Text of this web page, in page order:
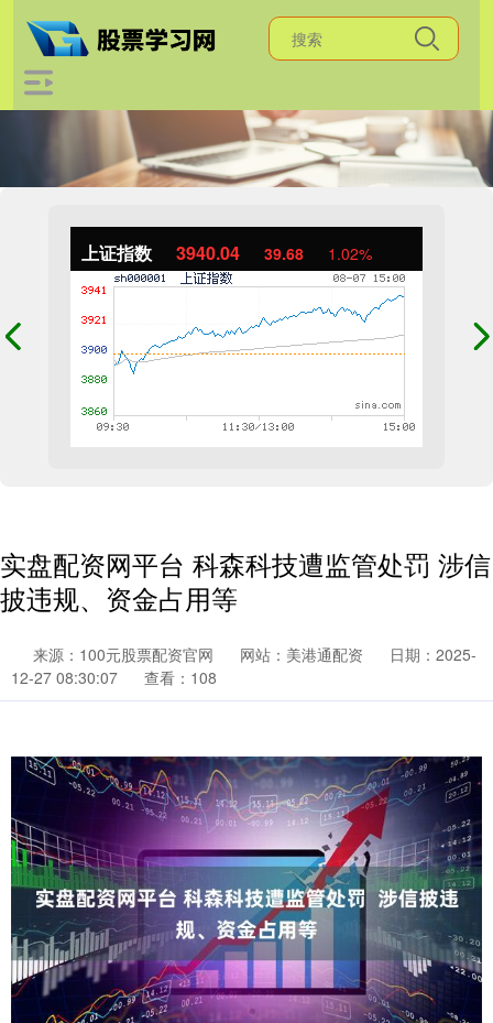
上证指数 3940.04 39.68 1.02%
实盘配资网平台 科森科技遭监管处罚 涉信
披违规、资金占用等
来源：100元股票配资官网 网站：美港通配资
日期：2025-
12-27 08:30:07
查看：108